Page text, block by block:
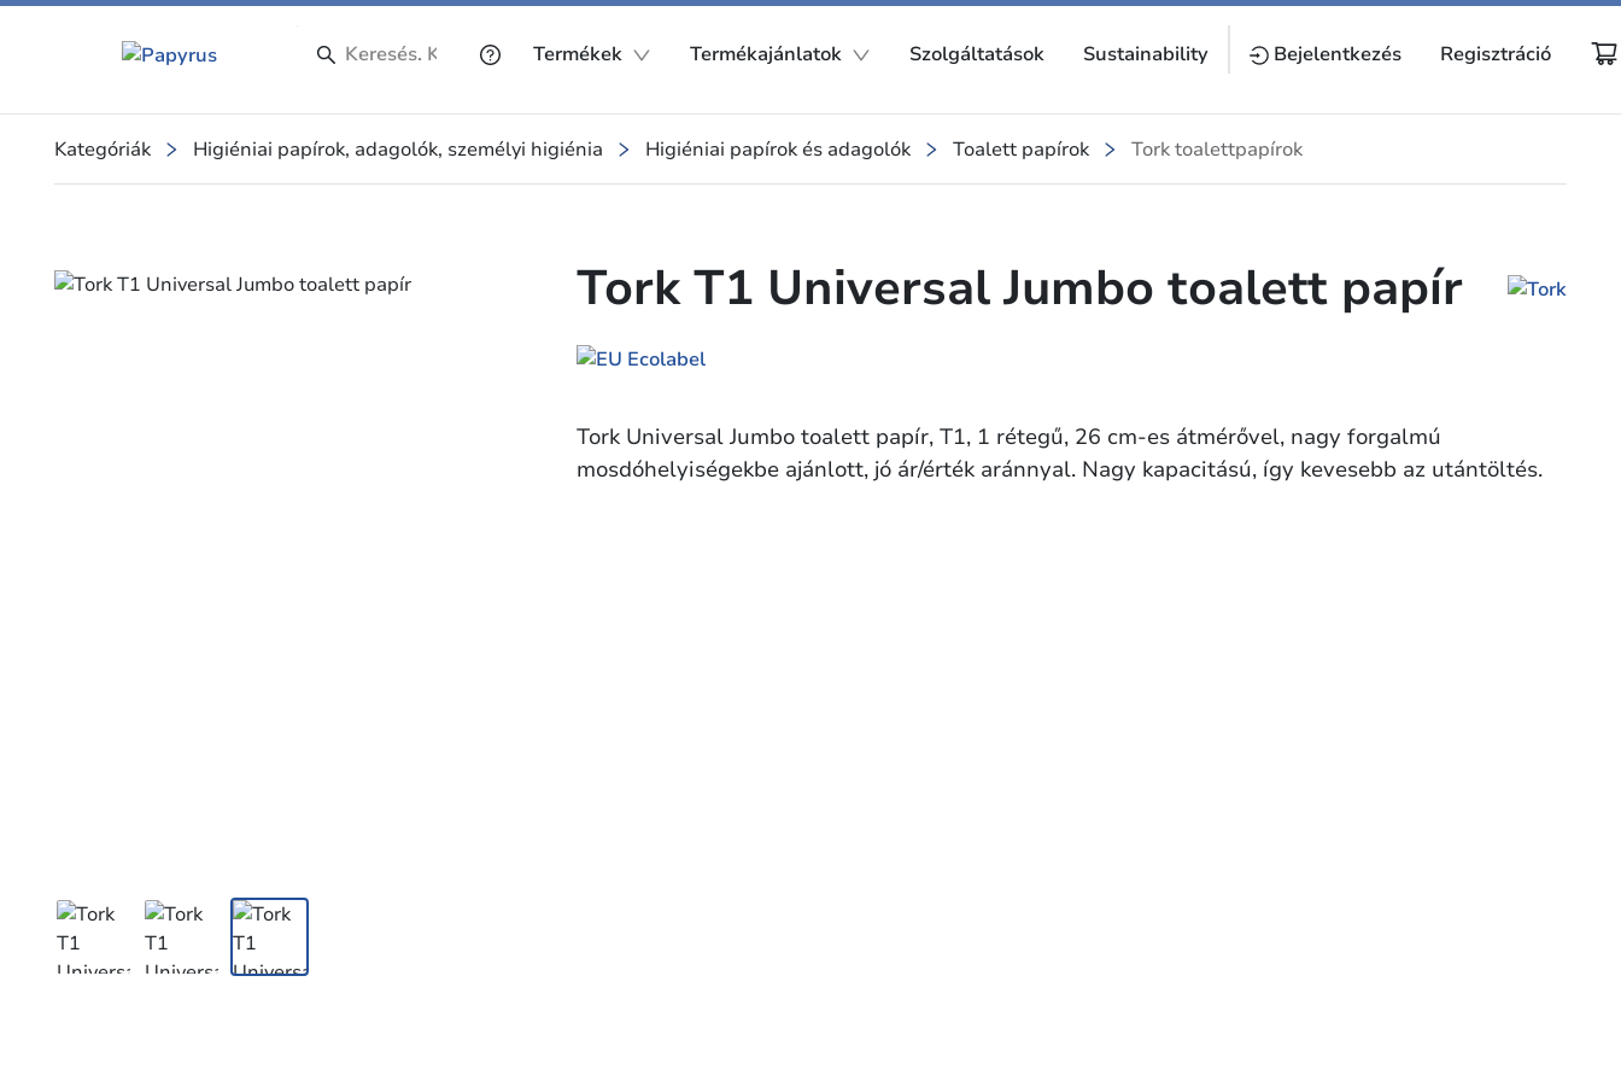
Termékek Termékajánlatok Szolgáltatások Sustainability Bejelentkezés Regisztráció
Kategóriák Higiéniai papírok, adagolók, személyi higiénia Higiéniai papírok és adagolók Toalett papírok Tork toalettpapírok
Slide 3 of 3 Tork T1 Universal Jumbo toalett papír
Tork Universal Jumbo toalett papír, T1, 1 rétegű, 26 cm-es átmérővel, nagy forgalmú
mosdóhelyiségekbe ajánlott, jó ár/érték aránnyal. Nagy kapacitású, így kevesebb az utántöltés.